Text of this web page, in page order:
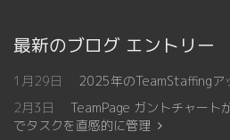
最新のブログ エントリー
1月29日
2025年のTeamStaffingア
2月3日
TeamPage ガントチャート
でタスクを直感的に管理